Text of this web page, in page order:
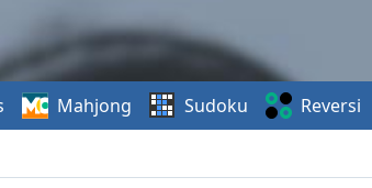
Mahjong Sudoku Reversi